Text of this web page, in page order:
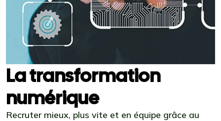
La transformation
numérique
Recruter mieux, plus vite et en équipe grâce au